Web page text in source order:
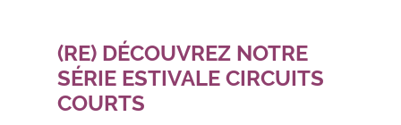
(RE) DÉCOUVREZ NOTRE
SÉRIE ESTIVALE CIRCUITS
COURTS